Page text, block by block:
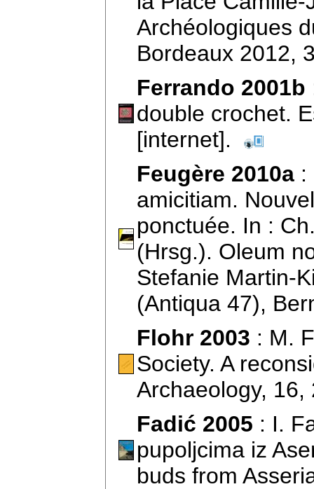
Archéologiques
Bordeaux 2012,
Ferrando 2001b
double crochet.
[internet].
Feugère 2010a :
amicitiam.
ponctuée. In :
(Hrsg.). Oleum
Stefanie Martin-
(Antiqua 47),
Flohr 2003 : M.
Society. A
Archaeology,
Fadić 2005 : I.
pupoljcima iz
buds from